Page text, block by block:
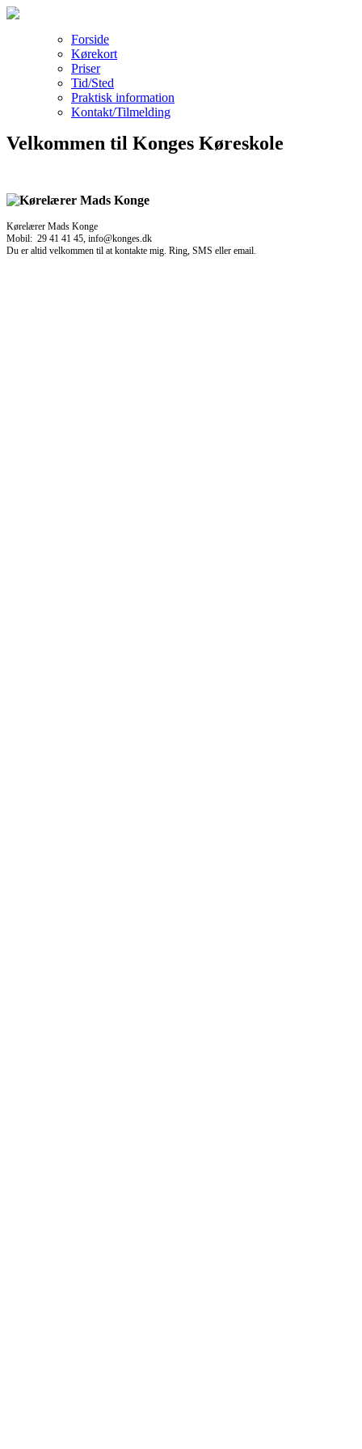
Forside
Kørekort
Priser
Tid/Sted
Praktisk information
Kontakt/Tilmelding
Velkommen til Konges Køreskole
Kørelærer Mads Konge
Mobil: 29 41 41 45, info@konges.dk
Du er altid velkommen til at kontakte mig. Ring, SMS eller email.